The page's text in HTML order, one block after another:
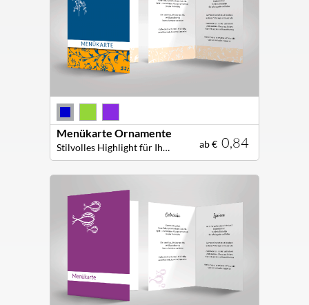
ab € 0,84
Menükarte Ornamente
Stilvolles Highlight für Ihre Festtafel: Persönliche gestaltete Menükarte